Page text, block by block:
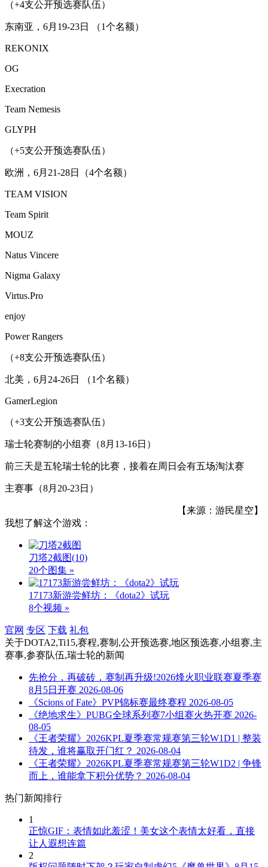
（+4支公开预选赛队伍）
东南亚，6月19-23日 （1个名额）
REKONIX
OG
Execration
Team Nemesis
GLYPH
（+5支公开预选赛队伍）
欧洲，6月21-28日（4个名额）
TEAM VISION
Team Spirit
MOUZ
Natus Vincere
Nigma Galaxy
Virtus.Pro
enjoy
Power Rangers
（+8支公开预选赛队伍）
北美，6月24-26日 （1个名额）
GamerLegion
（+3支公开预选赛队伍）
瑞士轮赛制的小组赛（8月13-16日）
前三天是五轮瑞士轮的比赛，接着在周日会有五场淘汰赛
主赛事（8月20-23日）
【来源：游民星空】
我想了解这个游戏：
刀塔2截图(10)
20个图集 »
17173新游尝鲜坊：《dota2》试玩
8个视频 »
官网 专区 下载 礼包
关于DOTA2,Ti15,赛程,赛制,公开预选赛,地区预选赛,小组赛,主
赛事,参赛队伍,瑞士轮的新闻
先抢分，再破砖，赛制再升级!2026烽火职业联赛夏季赛
8月5日开赛 2026-08-06
《Scions of Fate》PVP锦标赛最终赛程 2026-08-05
《绝地求生》PUBG全球系列赛7小组赛火热开赛 2026-
08-05
《王者荣耀》2026KPL夏季赛常规赛第三轮W1D1 | 整装
待发，谁将赢取开门红？ 2026-08-04
《王者荣耀》2026KPL夏季赛常规赛第三轮W1D2 | 争锋
而上，谁能拿下积分优势？ 2026-08-04
热门新闻排行
1
正惊GIF：表情如此羞涩！美女这个表情太好看，直接
让人遐想连篇
2